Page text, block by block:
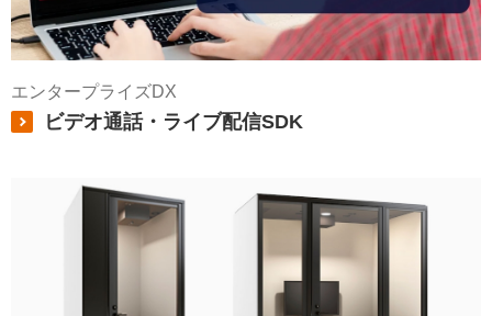
エンタープライズDX
ビデオ通話・ライブ配信SDK